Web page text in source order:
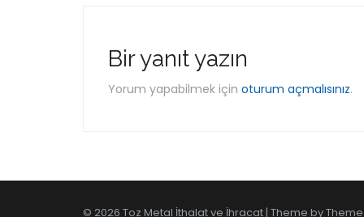
Bir yanıt yazın
Yorum yapabilmek için oturum açmalısınız.
© 2026 Toz Metal İthalat ve İhracat | Theme by